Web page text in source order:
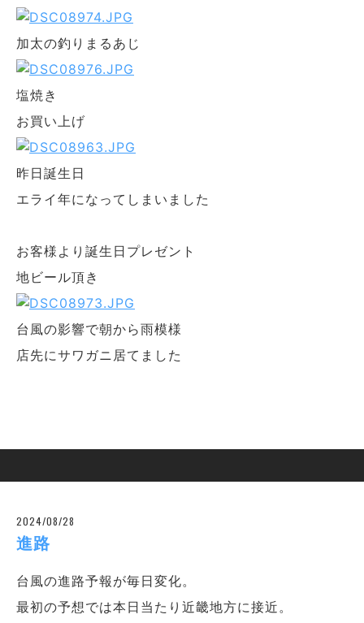
加太の釣りまるあじ
塩焼き
お買い上げ
昨日誕生日
エライ年になってしまいました
お客様より誕生日プレゼント
地ビール頂き
台風の影響で朝から雨模様
店先にサワガニ居てました
2024/08/28
進路
台風の進路予報が毎日変化。
最初の予想では本日当たり近畿地方に接近。